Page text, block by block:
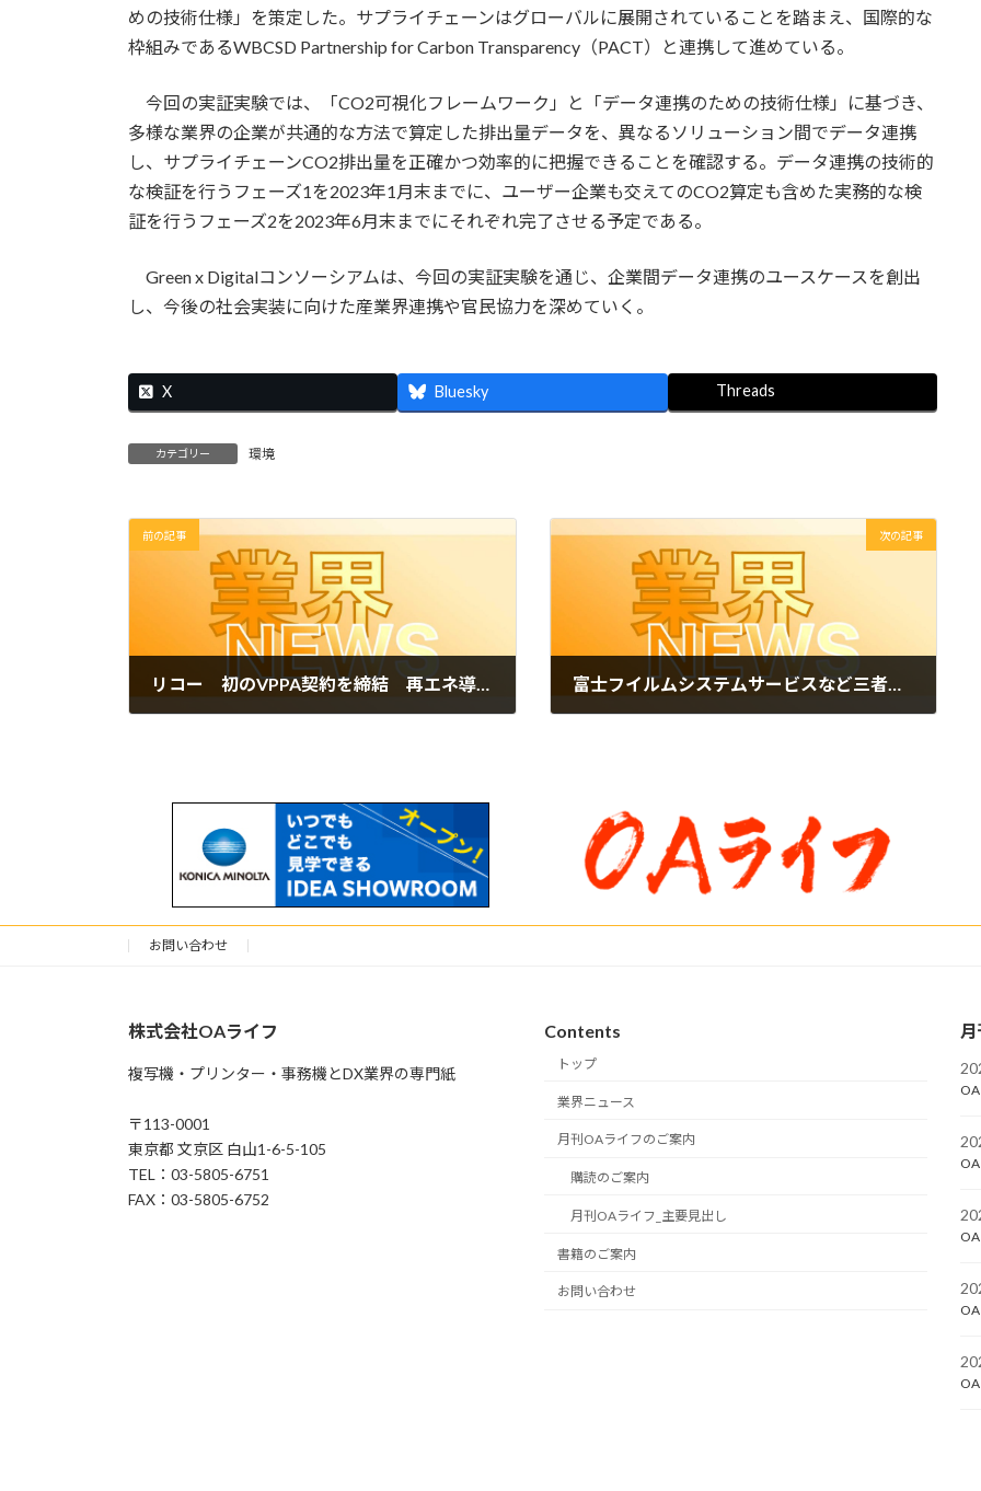
めの技術仕様」を策定した。サプライチェーンはグローバルに展開されていることを踏まえ、国際的な
枠組みであるWBCSD Partnership for Carbon Transparency（PACT）と連携して進めている。
今回の実証実験では、「CO2可視化フレームワーク」と「データ連携のための技術仕様」に基づき、
多様な業界の企業が共通的な方法で算定した排出量データを、異なるソリューション間でデータ連携
し、サプライチェーンCO2排出量を正確かつ効率的に把握できることを確認する。データ連携の技術的
な検証を行うフェーズ1を2023年1月末までに、ユーザー企業も交えてのCO2算定も含めた実務的な検
証を行うフェーズ2を2023年6月末までにそれぞれ完了させる予定である。
Green x Digitalコンソーシアムは、今回の実証実験を通じ、企業間データ連携のユースケースを創出
し、今後の社会実装に向けた産業界連携や官民協力を深めていく。
X Bluesky Threads
カテゴリー 環境
前の記事
リコー 初のVPPA契約を締結 再エネ導入を加速
次の記事
富士フイルムシステムサービスなど三者 薬学生向けVR学習コンテンツの共同研究を開始
お問い合わせ
株式会社OAライフ
複写機・プリンター・事務機とDX業界の専門紙
〒113-0001
東京都 文京区 白山1-6-5-105
TEL：03-5805-6751
FAX：03-5805-6752
Contents
トップ
業界ニュース
月刊OAライフのご案内
購読のご案内
月刊OAライフ_主要見出し
書籍のご案内
お問い合わせ